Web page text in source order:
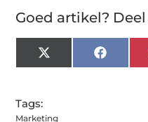
Goed artikel?
X
(Twitter)
Tags:
Marketing